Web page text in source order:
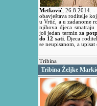
Metković ,26.8.2014. -
obavještava roditelje
u Vrtić, a u zadanome
njihova djeca
još jedan termin za
do 12 sati. Djeca
se neupisanom, a upisat
Tribina
Tribina Željke